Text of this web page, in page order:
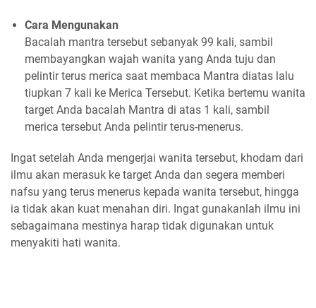
Cara Mengunakan
Bacalah mantra tersebut sebanyak 99 kali, sambil
membayangkan wajah wanita yang Anda tuju dan
pelintir terus merica saat membaca Mantra diatas lalu
tiupkan 7 kali ke Merica Tersebut. Ketika bertemu wanita
target Anda bacalah Mantra di atas 1 kali, sambil
merica tersebut Anda pelintir terus-menerus.
Ingat setelah Anda mengerjai wanita tersebut, khodam dari
ilmu akan merasuk ke target Anda dan segera memberi
nafsu yang terus menerus kepada wanita tersebut, hingga
ia tidak akan kuat menahan diri. Ingat gunakanlah ilmu ini
sebagaimana mestinya harap tidak digunakan untuk
menyakiti hati wanita.